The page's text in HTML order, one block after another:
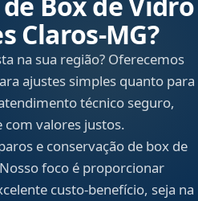
Claros‑MG?
na sua região? Oferecemos
ajustes simples quanto para
técnico seguro,
com valores justos.
e conservação de box de
foco é proporcionar
custo-benefício, seja na